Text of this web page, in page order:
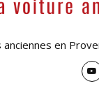
anciennes en